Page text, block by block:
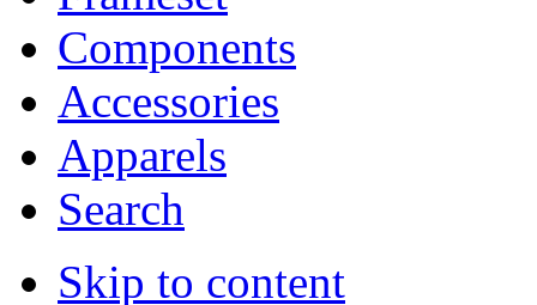
Components
Accessories
Apparels
Search
Skip to content